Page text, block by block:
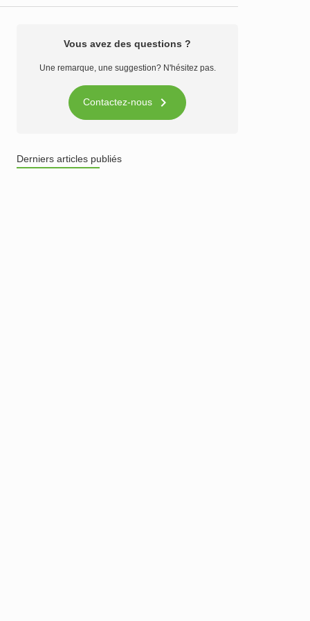
Vous avez des questions ?
Une remarque, une suggestion? N'hésitez pas.
Contactez-nous 
Derniers articles publiés